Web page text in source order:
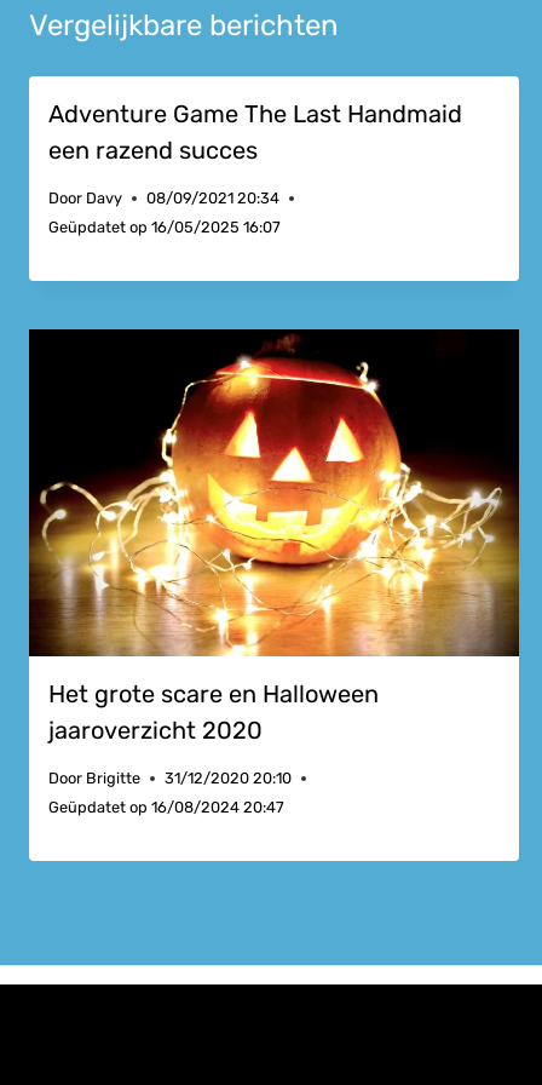
Vergelijkbare berichten
Adventure Game The Last Handmaid
een razend succes
Door Davy
08/09/2021 20:34
Geüpdatet op 16/05/2025 16:07
Het grote scare en Halloween
jaaroverzicht 2020
Door Brigitte
31/12/2020 20:10
Geüpdatet op 16/08/2024 20:47